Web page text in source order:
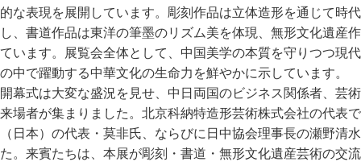
的な表現を展開しています。彫刻作品は立体造形を通じて時
し、書道作品は東洋の筆墨のリズム美を体現、無形文化遺産
ています。展覧会全体として、中国美学の本質を守りつつ現
の中で躍動する中華文化の生命力を鮮やかに示しています。
開幕式は大変な盛況を見せ、中日両国のビジネス関係者、芸
来場者が集まりました。北京科納特造形芸術株式会社の代表
（日本）の代表・莫非氏、ならびに日中協会理事長の瀬野清
た。来賓たちは、本展が彫刻・書道・無形文化遺産芸術の交